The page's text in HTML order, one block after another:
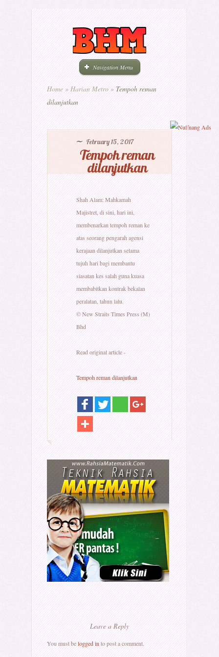
Navigation Menu
Home » Harian Metro » Tempoh reman
dilanjutkan
February 15, 2017
Tempoh reman
dilanjutkan
Shah Alam: Mahkamah
Majistret, di sini, hari ini,
membenarkan tempoh reman ke
atas seorang pengarah agensi
kerajaan dilanjutkan selama
tujuh hari bagi membantu
siasatan kes salah guna kuasa
membabitkan kontrak bekalan
peralatan, tahun lalu.
© New Straits Times Press (M)
Bhd
Read original article -
Tempoh reman dilanjutkan
Leave a Reply
You must belogged into post a comment.